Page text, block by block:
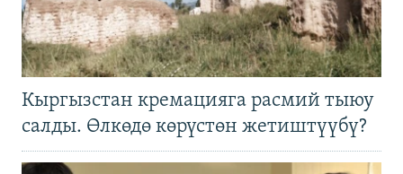
Кыргызстан кремацияга расмий тыюу
салды. Өлкөдө көрүстөн жетиштүүбү?